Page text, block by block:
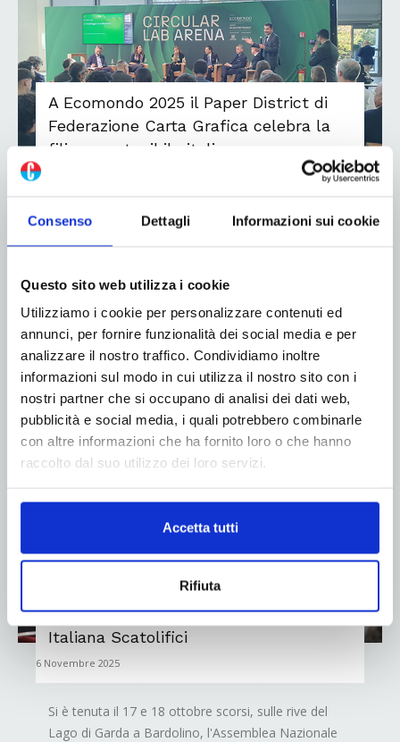
Consenso Dettagli Informazioni sui cookie
Questo sito web utilizza i cookie
Utilizziamo i cookie per personalizzare contenuti ed
annunci, per fornire funzionalità dei social media e per
analizzare il nostro traffico. Condividiamo inoltre
informazioni sul modo in cui utilizza il nostro sito con i
nostri partner che si occupano di analisi dei dati web,
pubblicità e social media, i quali potrebbero combinarle
con altre informazioni che ha fornito loro o che hanno
raccolto dal suo utilizzo dei loro servizi.
Accetta tutti
Rifiuta
A Ecomondo 2025 il Paper District di
Federazione Carta Grafica celebra la
filiera sostenibile italiana
11 Novembre 2025
Con una quota del 5% di un mercato mondiale da
oltre 190 miliardi di dollari, l’Italia si è confermata la
dell’Unione Europea. Federazione Carta Grafica ha
accelerato sul riciclo della carta – arrivato...
Leggi di più
Assemblea Nazionale dell’Associazione
Italiana Scatolifici
6 Novembre 2025
Si è tenuta il 17 e 18 ottobre scorsi, sulle rive del
Lago di Garda a Bardolino, l'Assemblea Nazionale